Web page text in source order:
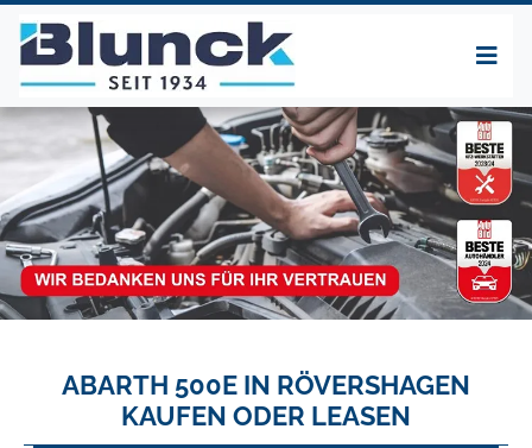
ABARTH 500E IN RÖVERSHAGEN
KAUFEN ODER LEASEN